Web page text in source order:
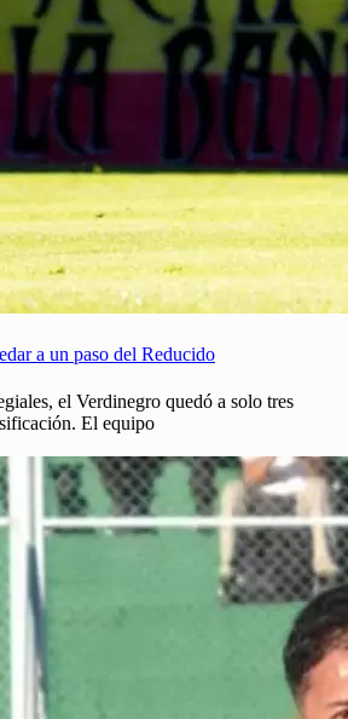
a un paso del Reducido
el Verdinegro quedó a solo tres
El equipo